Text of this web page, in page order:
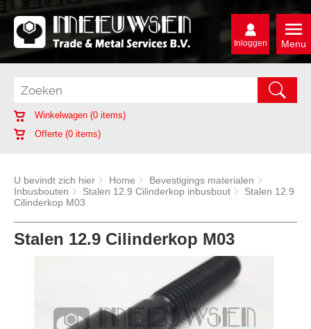
Menu
Inloggen
Winkelwagen (0 items)
Offerte (0 items)
U bevindt zich hier Home
Bevestigings materialen
Inbusbouten
Stalen 12.9 Cilinderkop inbusbout
Stalen 12.9
Cilinderkop M03
Stalen 12.9 Cilinderkop M03